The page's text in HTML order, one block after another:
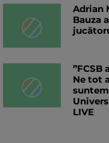
Adrian
Bauza
”FCSB
Ne tot
LIVE